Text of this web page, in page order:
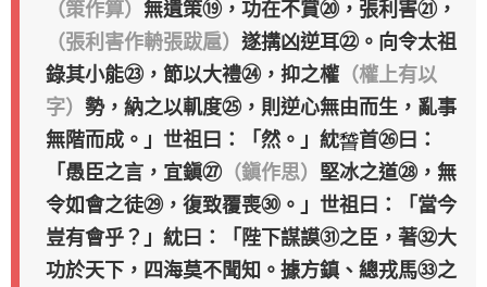
（策作算） 無遺策⑲，功在不賞⑳，張利害㉑，
（張利害作輈張跋扈） 遂搆凶逆耳㉒。向令太祖
錄其小能㉓，節以大禮㉔，抑之權 （權上有以
字） 勢，納之以䡄度㉕，則逆心無由而生，亂事
無階而成。」世祖曰：「然。」紞
首㉖曰：
「愚臣之言，宜鎭㉗ （鎭作思） 堅冰之道㉘，無
令如會之徒㉙，復致覆喪㉚。」世祖曰：「當今
豈有會乎？」紞曰：「陛下謀謨㉛之臣，著㉜大
功於天下，四海莫不聞知。據方鎮、總戎馬㉝之